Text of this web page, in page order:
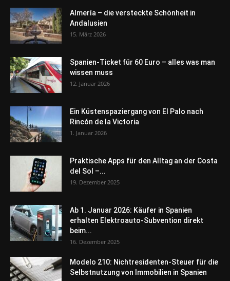
Almería – die versteckte Schönheit in
Andalusien
15. März 2026
Spanien-Ticket für 60 Euro – alles was man
wissen muss
12. Januar 2026
Ein Küstenspaziergang von El Palo nach
Rincón de la Victoria
1. Januar 2026
Praktische Apps für den Alltag an der Costa
del Sol –...
19. Dezember 2025
Ab 1. Januar 2026: Käufer in Spanien
erhalten Elektroauto-Subvention direkt
beim...
16. Dezember 2025
Modelo 210: Nichtresidenten-Steuer für die
Selbstnutzung von Immobilien in Spanien